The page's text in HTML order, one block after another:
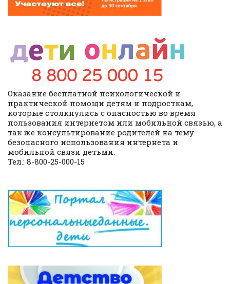
Оказание бесплатной психологической и
практической помощи детям и подросткам,
которые столкнулись с опасностью во время
пользования интернетом или мобильной связью, а
так же консультирование родителей на тему
безопасного использования интернета и
мобильной связи детьми.
Тел.: 8-800-25-000-15